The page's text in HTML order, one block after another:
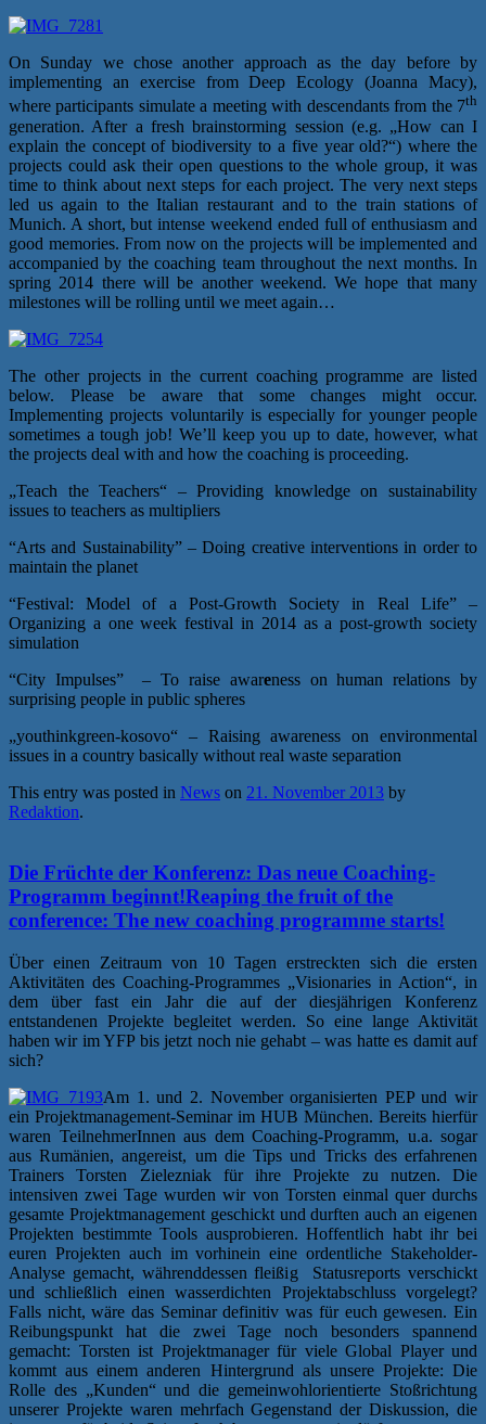
On Sunday we chose another approach as the day before by
implementing an exercise from Deep Ecology (Joanna Macy),
where participants simulate a meeting with descendants from the 7th
generation. After a fresh brainstorming session (e.g. „How can I
explain the concept of biodiversity to a five year old?“) where the
projects could ask their open questions to the whole group, it was
time to think about next steps for each project. The very next steps
led us again to the Italian restaurant and to the train stations of
Munich. A short, but intense weekend ended full of enthusiasm and
good memories. From now on the projects will be implemented and
accompanied by the coaching team throughout the next months. In
spring 2014 there will be another weekend. We hope that many
milestones will be rolling until we meet again…
The other projects in the current coaching programme are listed
below. Please be aware that some changes might occur.
Implementing projects voluntarily is especially for younger people
sometimes a tough job! We’ll keep you up to date, however, what
the projects deal with and how the coaching is proceeding.
„Teach the Teachers“ – Providing knowledge on sustainability
issues to teachers as multipliers
“Arts and Sustainability” – Doing creative interventions in order to
maintain the planet
“Festival: Model of a Post-Growth Society in Real Life” –
Organizing a one week festival in 2014 as a post-growth society
simulation
“City Impulses” – To raise awareness on human relations by
surprising people in public spheres
„youthinkgreen-kosovo“ – Raising awareness on environmental
issues in a country basically without real waste separation
This entry was posted in News on 21. November 2013 by
Redaktion.
Die Früchte der Konferenz: Das neue Coaching-
Programm beginnt!Reaping the fruit of the
conference: The new coaching programme starts!
Über einen Zeitraum von 10 Tagen erstreckten sich die ersten
Aktivitäten des Coaching-Programmes „Visionaries in Action“, in
dem über fast ein Jahr die auf der diesjährigen Konferenz
entstandenen Projekte begleitet werden. So eine lange Aktivität
haben wir im YFP bis jetzt noch nie gehabt – was hatte es damit auf
sich?
Am 1. und 2. November organisierten PEP und wir
ein Projektmanagement-Seminar im HUB München. Bereits hierfür
waren TeilnehmerInnen aus dem Coaching-Programm, u.a. sogar
aus Rumänien, angereist, um die Tips und Tricks des erfahrenen
Trainers Torsten Zielezniak für ihre Projekte zu nutzen. Die
intensiven zwei Tage wurden wir von Torsten einmal quer durchs
gesamte Projektmanagement geschickt und durften auch an eigenen
Projekten bestimmte Tools ausprobieren. Hoffentlich habt ihr bei
euren Projekten auch im vorhinein eine ordentliche Stakeholder-
Analyse gemacht, währenddessen fleißig Statusreports verschickt
und schließlich einen wasserdichten Projektabschluss vorgelegt?
Falls nicht, wäre das Seminar definitiv was für euch gewesen. Ein
Reibungspunkt hat die zwei Tage noch besonders spannend
gemacht: Torsten ist Projektmanager für viele Global Player und
kommt aus einem anderen Hintergrund als unsere Projekte: Die
Rolle des „Kunden“ und die gemeinwohlorientierte Stoßrichtung
unserer Projekte waren mehrfach Gegenstand der Diskussion, die